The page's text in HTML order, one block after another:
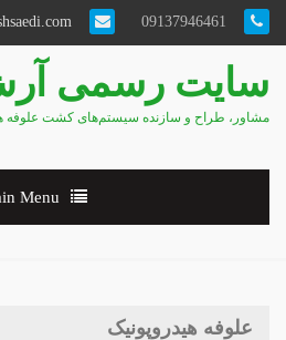
سایت رسمی
مشاور، طراح و سازنده سیستم‌های کشت علوفه
Menu
علوفه هیدروپونیک